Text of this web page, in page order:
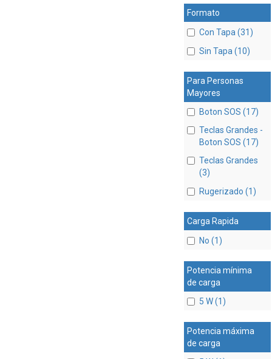
Formato
Con Tapa (31)
Sin Tapa (10)
Para Personas
Mayores
Boton SOS (17)
Teclas Grandes -
Boton SOS (17)
Teclas Grandes
(3)
Rugerizado (1)
Carga Rapida
No (1)
Potencia mínima
de carga
5 W (1)
Potencia máxima
de carga